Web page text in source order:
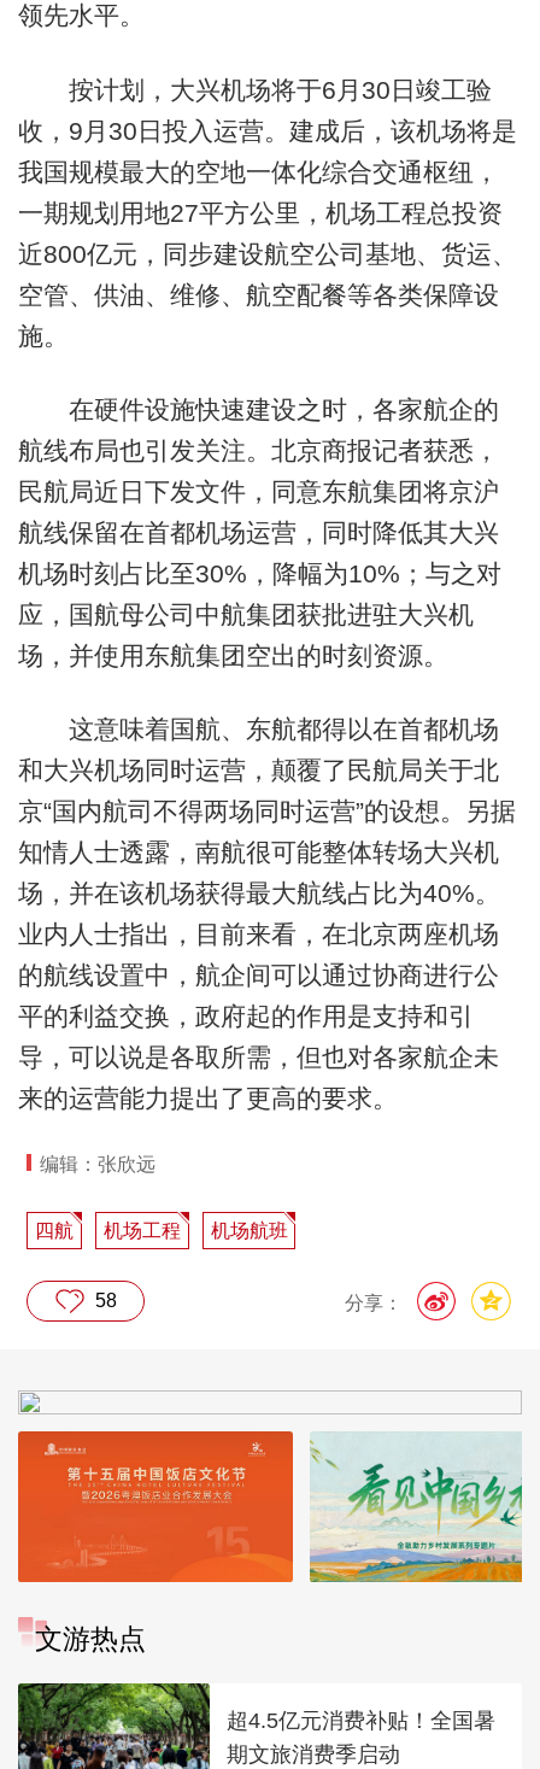
领先水平。
按计划，大兴机场将于6月30日竣工验
收，9月30日投入运营。建成后，该机场将是
我国规模最大的空地一体化综合交通枢纽，
一期规划用地27平方公里，机场工程总投资
近800亿元，同步建设航空公司基地、货运、
空管、供油、维修、航空配餐等各类保障设
施。
在硬件设施快速建设之时，各家航企的
航线布局也引发关注。北京商报记者获悉，
民航局近日下发文件，同意东航集团将京沪
航线保留在首都机场运营，同时降低其大兴
机场时刻占比至30%，降幅为10%；与之对
应，国航母公司中航集团获批进驻大兴机
场，并使用东航集团空出的时刻资源。
这意味着国航、东航都得以在首都机场
和大兴机场同时运营，颠覆了民航局关于北
京“国内航司不得两场同时运营”的设想。另据
知情人士透露，南航很可能整体转场大兴机
场，并在该机场获得最大航线占比为40%。
业内人士指出，目前来看，在北京两座机场
的航线设置中，航企间可以通过协商进行公
平的利益交换，政府起的作用是支持和引
导，可以说是各取所需，但也对各家航企未
来的运营能力提出了更高的要求。
编辑：张欣远
四航 机场工程 机场航班
分享：
58
文游热点
超4.5亿元消费补贴！全国暑
期文旅消费季启动